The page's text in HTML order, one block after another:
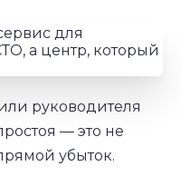
руководителя
— это не
убыток.